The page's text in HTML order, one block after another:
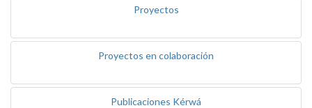
Proyectos
Proyectos en colaboración
Publicaciones Kérwá